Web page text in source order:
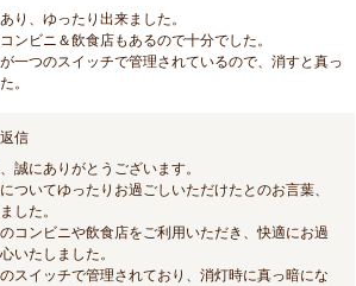
り、ゆったり出来ました。
ンビニ＆飲食店もあるので十分でした。
一つのスイッチで管理されているので、消すと真っ
。
信
誠にありがとうございます。
ついてゆったりお過ごしいただけたとのお言葉、
した。
コンビニや飲食店をご利用いただき、快適にお過
いたしました。
スイッチで管理されており、消灯時に真っ暗にな